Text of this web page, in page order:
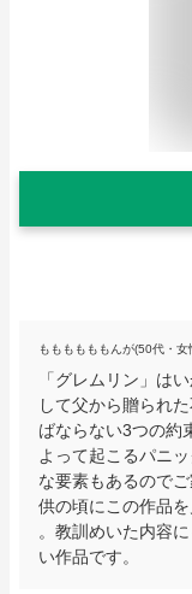
ももももももんが(50代・女
「グレムリン」は
して父から贈られ
ばならない3つの約
よって起こるパニ
な要素もあるので
供の頃にこの作品
。教訓めいた内容
い作品です。